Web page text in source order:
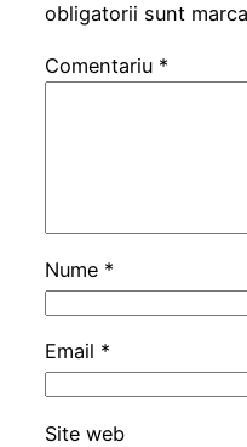
obligatorii sunt
Comentariu *
Nume *
Email *
Site web